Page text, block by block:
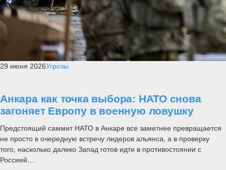
29 июня 2026Угрозы
Анкара как точка выбора: НАТО снова
загоняет Европу в военную ловушку
Предстоящий саммит НАТО в Анкаре все заметнее превращается
не просто в очередную встречу лидеров альянса, а в проверку
того, насколько далеко Запад готов идти в противостоянии с
Россией....